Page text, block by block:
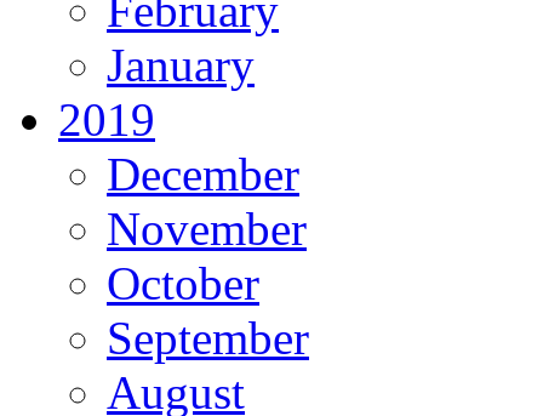
January
2019
December
November
October
September
August